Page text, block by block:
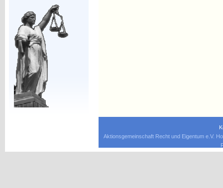
Aktionsgemeinschaft Recht und Eigentum e.V.